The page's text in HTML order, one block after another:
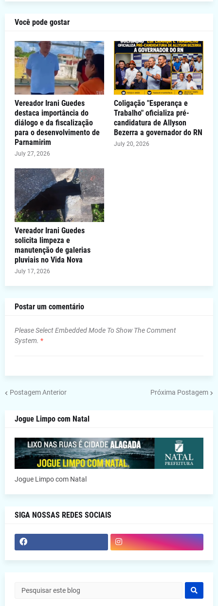
Você pode gostar
Vereador Irani Guedes
destaca importância do
diálogo e da fiscalização
para o desenvolvimento de
Parnamirim
July 27, 2026
Coligação "Esperança e
Trabalho" oficializa pré-
candidatura de Allyson
Bezerra a governador do RN
July 20, 2026
Vereador Irani Guedes
solicita limpeza e
manutenção de galerias
pluviais no Vida Nova
July 17, 2026
Postar um comentário
Please Select Embedded Mode To Show The Comment
System. *
Postagem Anterior Próxima Postagem
Jogue Limpo com Natal
Jogue Limpo com Natal
SIGA NOSSAS REDES SOCIAIS